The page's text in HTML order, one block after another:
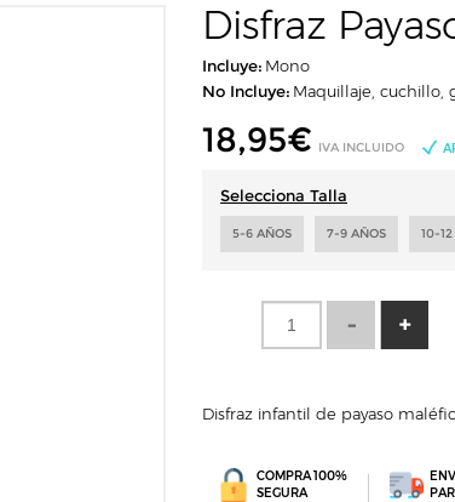
Disfraz
Incluye: Mono
No Incluye: Maquillaje, cuchillo,
18,95€ IVA INCLUIDO
Selecciona Talla
5-6 AÑOS 7-9 AÑOS 10-
Disfraz infantil de payaso
COMPRA 100%
SEGURA